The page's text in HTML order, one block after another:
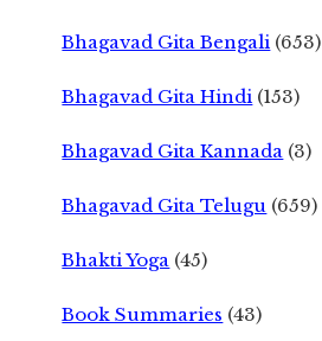
Bhagavad Gita Bengali (653)
Bhagavad Gita Hindi (153)
Bhagavad Gita Kannada (3)
Bhagavad Gita Telugu (659)
Bhakti Yoga (45)
Book Summaries (43)